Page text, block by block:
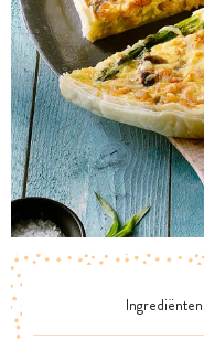
Ingrediënten